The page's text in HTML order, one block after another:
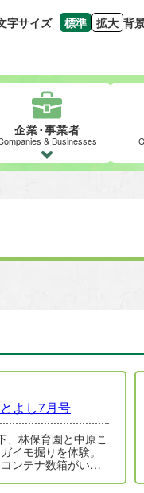
字サイズ 標準
文字の大きさ
拡大
文字を大
背
企業･事業者
& Businesses
よし7月号
イモ掘りを体験。
ンテナ数箱がいっ